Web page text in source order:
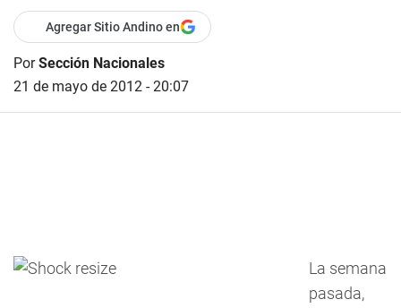
Agregar Sitio Andino en
PorSección Nacionales
21 de mayo de 2012 - 20:07
La semana
pasada,